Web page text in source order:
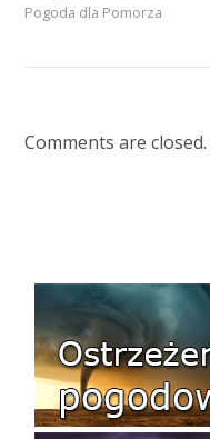
Pogoda dla Pomorza
Comments are closed.